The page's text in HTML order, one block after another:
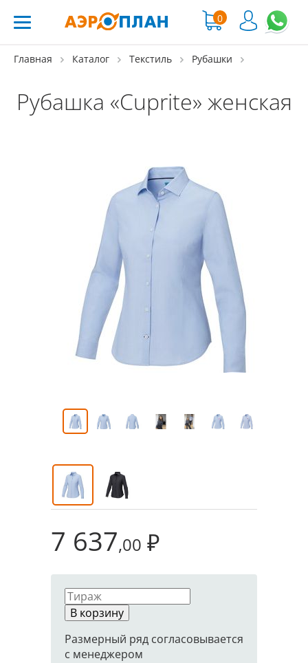
0
Главная Каталог Текстиль Рубашки
Рубашка «Cuprite» женская
7 637,00 ₽
В корзину
Размерный ряд согласовывается
с менеджером